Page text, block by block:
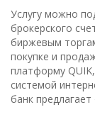
Услугу можно
брокерского
биржевым
покупке и
платформу
системой
банк